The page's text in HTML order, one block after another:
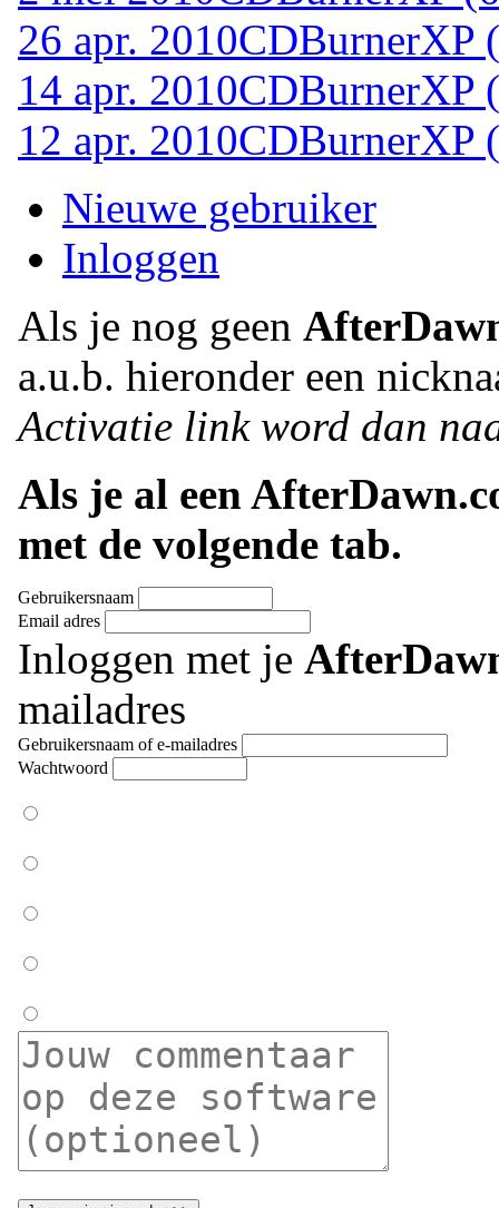
26 apr. 2010CDBurnerXP
14 apr. 2010CDBurnerXP
12 apr. 2010CDBurnerXP
Nieuwe gebruiker
Inloggen
Als je nog geen
a.u.b. hieronder een
Activatie link word dan
Als je al een
met de volgende tab.
Gebruikersnaam
Email adres
Inloggen met je
mailadres
Gebruikersnaam of e-mailadres
Wachtwoord